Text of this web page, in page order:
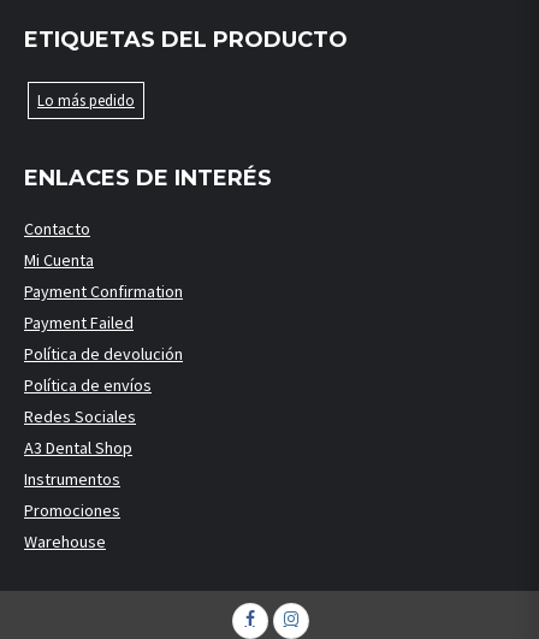
ETIQUETAS DEL PRODUCTO
Lo más pedido
ENLACES DE INTERÉS
Contacto
Mi Cuenta
Payment Confirmation
Payment Failed
Política de devolución
Política de envíos
Redes Sociales
A3 Dental Shop
Instrumentos
Promociones
Warehouse
Facebook
Instagram